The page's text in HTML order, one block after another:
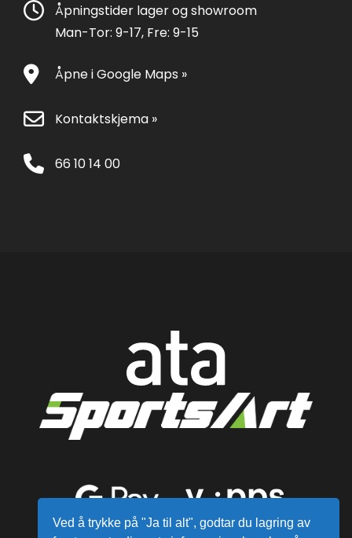
Åpningstider lager og showroom
Man-Tor: 9-17, Fre: 9-15
Åpne i Google Maps »
Kontaktskjema »
66 10 14 00
Ved å trykke på "Ja til alt", godtar du lagring av